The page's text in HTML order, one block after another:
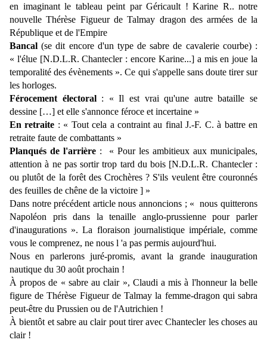
en imaginant le tableau peint par Géricault ! Karine R.. notre
nouvelle Thérèse Figueur de Talmay dragon des armées de la
République et de l'Empire
Bancal (se dit encore d'un type de sabre de cavalerie courbe) :
« l'élue [N.D.L.R. Chantecler : encore Karine...] a mis en joue la
temporalité des évènements ». Ce qui s'appelle sans doute tirer sur
les horloges.
Férocement électoral: « Il est vrai qu'une autre bataille se
dessine […] et elle s'annonce féroce et incertaine »
En retraite : « Tout cela a contraint au final J.-F. C. à battre en
retraite faute de combattants »
Planqués de l'arrière : « Pour les ambitieux aux municipales,
attention à ne pas sortir trop tard du bois [N.D.L.R. Chantecler :
ou plutôt de la forêt des Crochères ? S'ils veulent être couronnés
des feuilles de chêne de la victoire ] »
Dans notre précédent article nous annoncions ; « nous quitterons
Napoléon pris dans la tenaille anglo-prussienne pour parler
d'inaugurations ». La floraison journalistique impériale, comme
vous le comprenez, ne nous l 'a pas permis aujourd'hui.
Nous en parlerons juré-promis, avant la grande inauguration
nautique du 30 août prochain !
À propos de « sabre au clair », Claudi a mis à l'honneur la belle
figure de Thérèse Figueur de Talmay la femme-dragon qui sabra
peut-être du Prussien ou de l'Autrichien !
À bientôt et sabre au clair pout tirer avec Chantecler les choses au
clair !